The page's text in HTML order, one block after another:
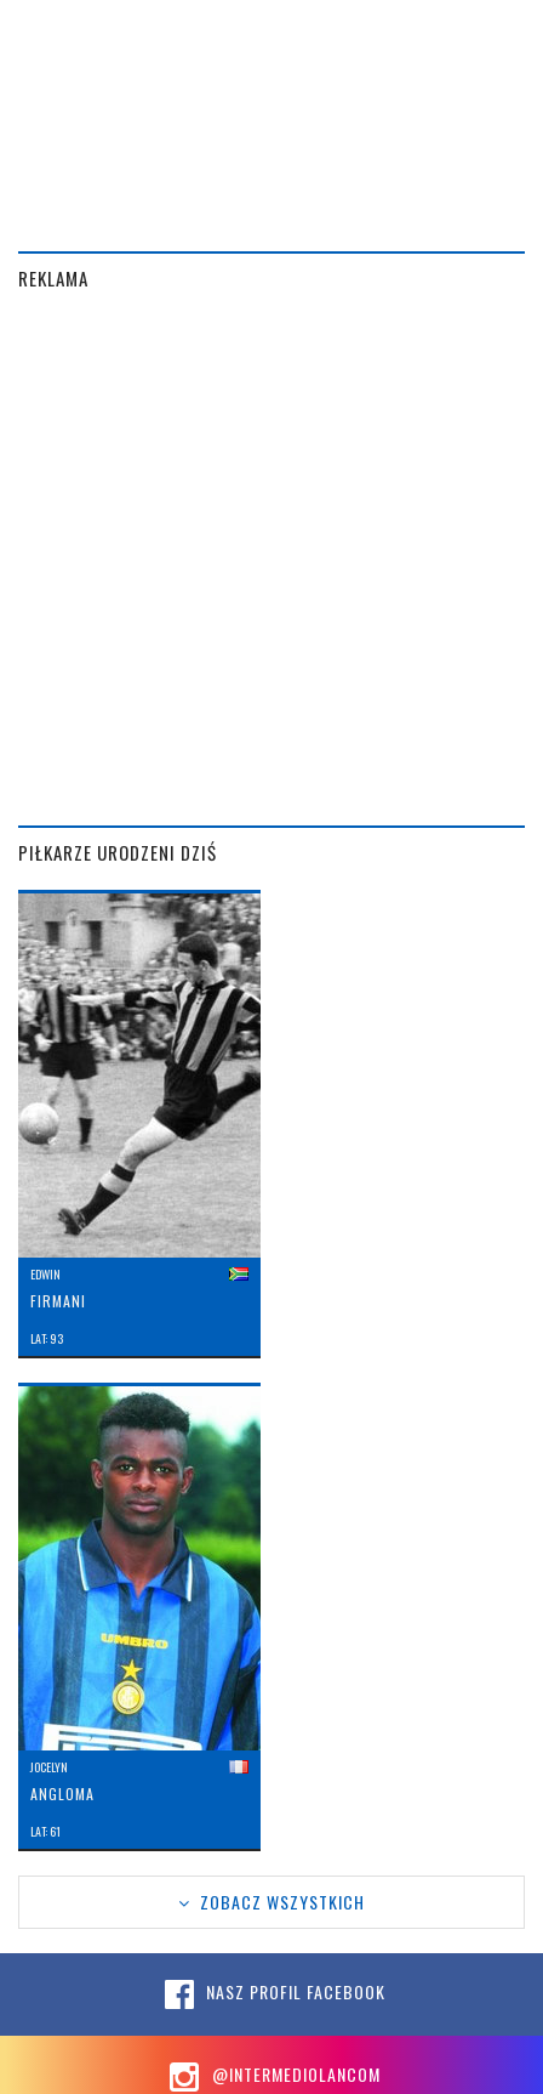
REKLAMA
PIŁKARZE URODZENI DZIŚ
EDWIN
FIRMANI
LAT: 93
JOCELYN
ANGLOMA
LAT: 61
ZOBACZ WSZYSTKICH
NASZ PROFIL FACEBOOK
@INTERMEDIOLANCOM